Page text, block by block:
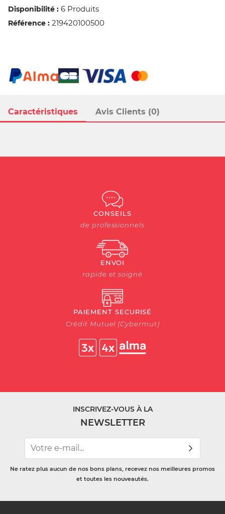
Caractéristiques Avis Clients (0)
Disponibilité : 6 Produits
Référence : 219420100500
CONSEILS
de professionnels
ENVOI
rapide et soigné
PAIEMENT SECURISÉ
Crédit Mutuel (Cybermut)
INSCRIVEZ-VOUS À LA
NEWSLETTER
Ne ratez plus aucun de nos bons plans, recevez nos meilleures promos
et toutes les nouveautés.